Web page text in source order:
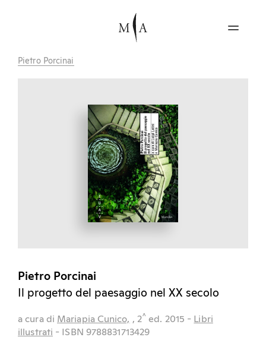
Pietro Porcinai
Pietro Porcinai
Il progetto del paesaggio nel XX secolo
a cura di Mariapia Cunico, , 2^ ed. 2015 - Libri
illustrati - ISBN 9788831713429